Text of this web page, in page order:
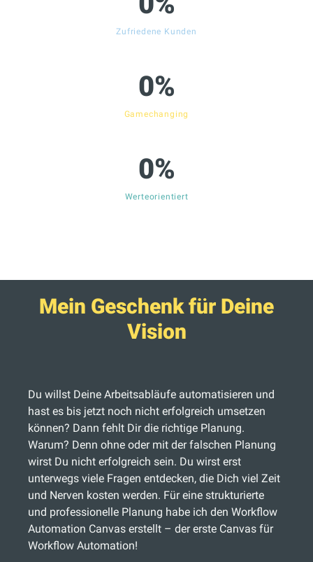
Zufriedene Kunden
Gamechanging
0%
Werteorientiert
0%
Mein Geschenk für Deine
Vision
Du willst Deine Arbeitsabläufe automatisieren und
hast es bis jetzt noch nicht erfolgreich umsetzen
können? Dann fehlt Dir die richtige Planung.
Warum? Denn ohne oder mit der falschen Planung
wirst Du nicht erfolgreich sein. Du wirst erst
unterwegs viele Fragen entdecken, die Dich viel Zeit
und Nerven kosten werden. Für eine strukturierte
und professionelle Planung habe ich den Workflow
Automation Canvas erstellt – der erste Canvas für
Workflow Automation!